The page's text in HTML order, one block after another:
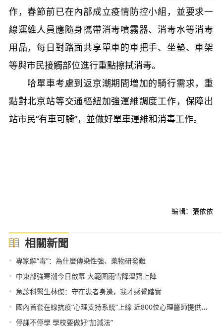
作，春節前已在內部成立疫情防控小組，並要求一
線運維人員應隨身攜帶消毒噴霧器、消毒水等消毒
用品，每日對路面共享單車的車把手、坐墊、車架
等與市民接觸部位進行重點擦拭消毒。
哈單車考慮到返京潮期間增加的騎行需求，重
點對北京站等交通樞紐加強運維調度工作，保障出
站市民“有車可騎”，並做好單車運維和消毒工作。
編輯：張依依
相關新聞
• 專家解“毒”：為什麼傳染性強、藥物研發難
• 中東部強寒潮今日啟幕 大範圍雨雪降溫齊上陣
• 急診科醫生林傑：守在患者身邊，我才感覺踏實
• 國內首套在線抗疫“心理支持系統”上線 近800位心理醫師提供免費諮詢
• 停課不停學 學校要做好“加減法”